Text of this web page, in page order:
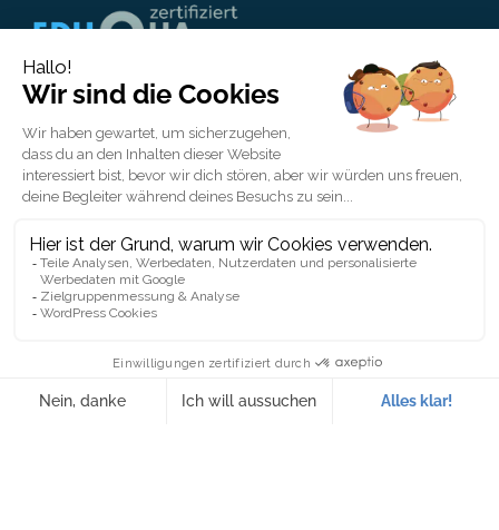
Nützliche Links
Ausbildung in
Rechnungswesen
Kostenloses
Beratungsgespräch
Der komplette Leitfaden
und Rechnungswesen
Geschäftsbedingungen